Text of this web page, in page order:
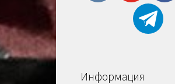
Информация